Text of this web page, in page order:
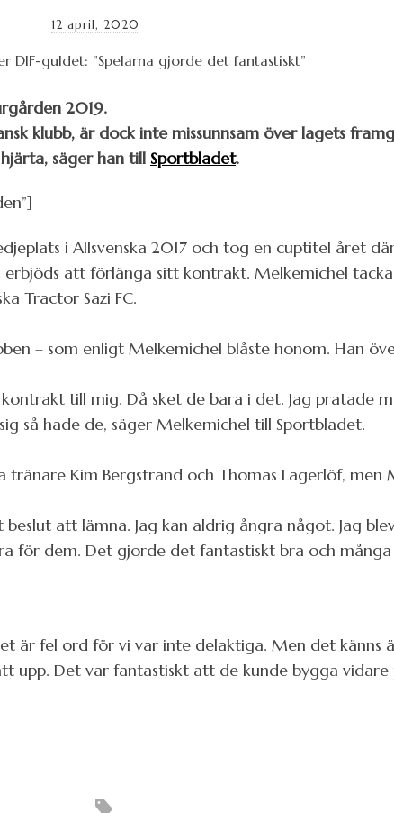
12 april, 2020
2019.
klubb, är dock inte missunnsam över lagets
säger han till Sportbladet.
i Allsvenska 2017 och tog en cuptitel året
att förlänga sitt kontrakt. Melkemichel
Tractor Sazi FC.
– som enligt Melkemichel blåste honom. Han
till mig. Då sket de bara i det. Jag pratade
så hade de, säger Melkemichel till Sportbladet.
Kim Bergstrand och Thomas Lagerlöf, men
att lämna. Jag kan aldrig ångra något. Jag
dem. Det gjorde det fantastiskt bra och många
är fel ord för vi var inte delaktiga. Men det känns
upp. Det var fantastiskt att de kunde bygga